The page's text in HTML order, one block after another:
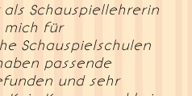
als Schauspiellehrerin
mich für
Schauspielschulen
passende
und sehr